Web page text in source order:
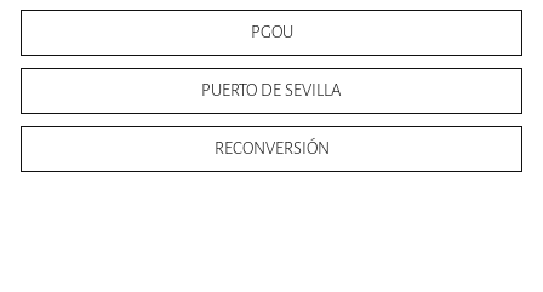
PGOU
PUERTO DE SEVILLA
RECONVERSIÓN